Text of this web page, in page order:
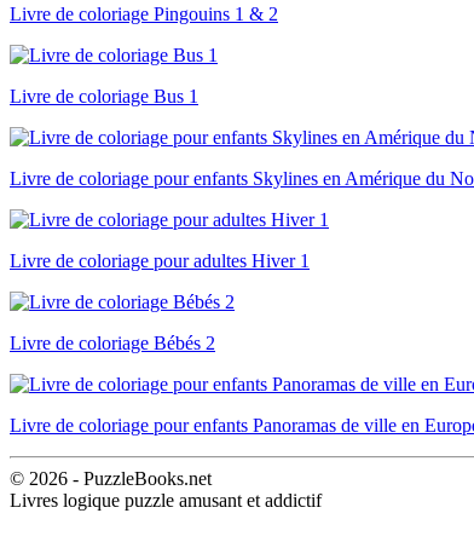
Livre de coloriage Pingouins 1 & 2
Livre de coloriage Bus 1
Livre de coloriage pour enfants Skylines en Amérique du
Livre de coloriage pour adultes Hiver 1
Livre de coloriage Bébés 2
Livre de coloriage pour enfants Panoramas de ville en
© 2026 - PuzzleBooks.net
Livres logique puzzle amusant et addictif